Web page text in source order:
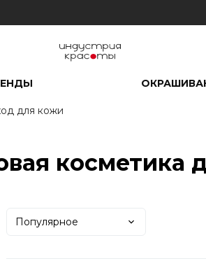
для кожи
косметика
Популярное